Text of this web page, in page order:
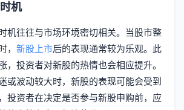
机
机往往与市场环境密切相关。当股市整
， 新股上市后的表现通常较为乐观。此
，投资者对新股的热情也会相应提升。
或波动较大时，新股的表现可能会受到
投资者在决定是否参与新股申购前，应